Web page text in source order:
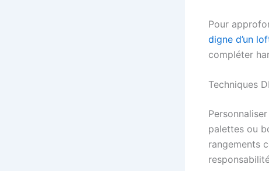
Pour
digne d’un
compléter
Techniques
palettes ou
rangements